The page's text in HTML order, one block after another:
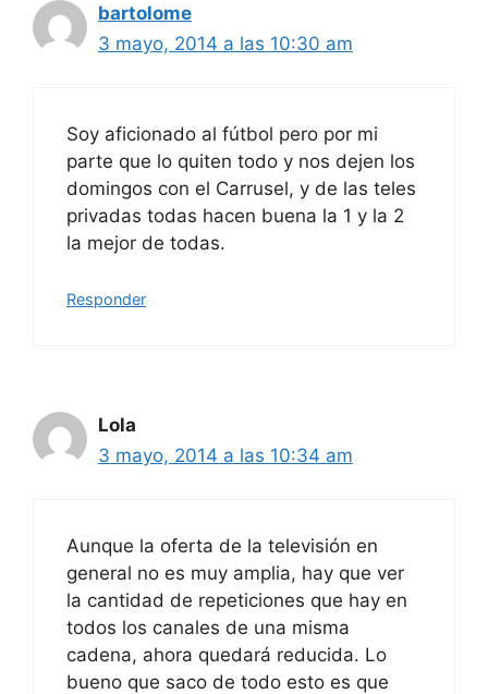
bartolome
3 mayo, 2014 a las 10:30 am
Soy aficionado al fútbol pero por mi
parte que lo quiten todo y nos dejen los
domingos con el Carrusel, y de las teles
privadas todas hacen buena la 1 y la 2
la mejor de todas.
Responder
Lola
3 mayo, 2014 a las 10:34 am
Aunque la oferta de la televisión en
general no es muy amplia, hay que ver
la cantidad de repeticiones que hay en
todos los canales de una misma
cadena, ahora quedará reducida. Lo
bueno que saco de todo esto es que